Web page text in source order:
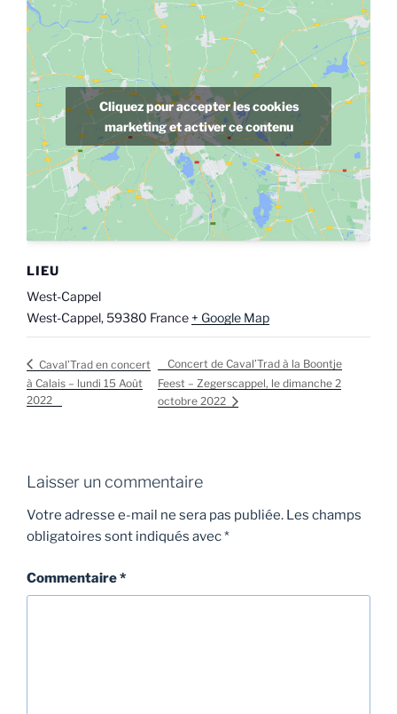
LIEU
West-Cappel
West-Cappel,59380 France + Google Map
Cliquez pour accepter les cookies
marketing et activer ce contenu
Caval’Trad en concert
à Calais – lundi 15 Août
2022
Concert de Caval’Trad à la Boontje
Feest – Zegerscappel, le dimanche 2
octobre 2022
Laisser un commentaire
Votre adresse e-mail ne sera pas publiée. Les champs
obligatoires sont indiqués avec*
Commentaire*